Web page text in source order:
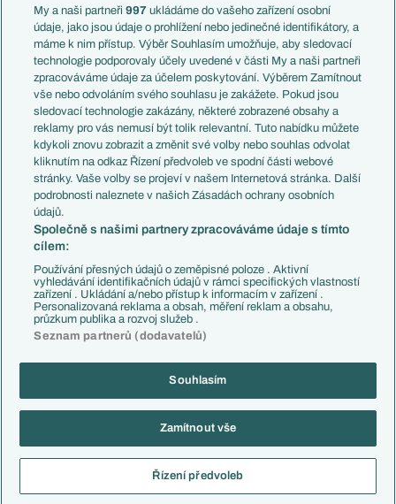
Témata
Představení týmů MS
EuroSkauting
PL v kostce
Evropské koeficienty
Přestupy
Přestupové spekulace
Zranění
Kluby
Arsenal FC
Chelsea FC
Manchester United
AC Milán
Juventus FC
Bayern Mnichov
FC Barcelona
Real Madrid
Francie
Itálie
Německo
Španělsko
Argentina
Brazílie
Přestupy
Zápasy
Livescore
Tipovací soutěž
Copyright © 2001-2026 EuroFotbal.cz. Využíváme zpravodajství ČTK.
Informace o zpracování osobních údajů
My a naši partneři997 ukládáme do vašeho zařízení osobní
údaje, jako jsou údaje o prohlížení nebo jedinečné identifikátory, a
máme k nim přístup. Výběr Souhlasím umožňuje, aby sledovací
technologie podporovaly účely uvedené v části My a naši partneři
zpracováváme údaje za účelem poskytování. Výběrem Zamítnout
vše nebo odvoláním svého souhlasu je zakážete. Pokud jsou
sledovací technologie zakázány, některé zobrazené obsahy a
reklamy pro vás nemusí být tolik relevantní. Tuto nabídku můžete
kdykoli znovu zobrazit a změnit své volby nebo souhlas odvolat
kliknutím na odkaz Řízení předvoleb ve spodní části webové
stránky. Vaše volby se projeví v našem Internetová stránka. Další
podrobnosti naleznete v našich Zásadách ochrany osobních
údajů.
Společně s našimi partnery zpracováváme údaje s tímto
cílem:
Používání přesných údajů o zeměpisné poloze . Aktivní
vyhledávání identifikačních údajů v rámci specifických vlastností
zařízení . Ukládání a/nebo přístup k informacím v zařízení .
Personalizovaná reklama a obsah, měření reklam a obsahu,
průzkum publika a rozvoj služeb .
Seznam partnerů (dodavatelů)
Souhlasím
Zamítnout vše
Řízení předvoleb